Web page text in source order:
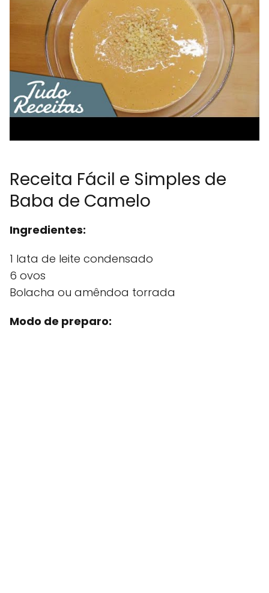
Receita Fácil e Simples de
Baba de Camelo
Ingredientes:
1 lata de leite condensado
6 ovos
Bolacha ou amêndoa torrada
Modo de preparo: